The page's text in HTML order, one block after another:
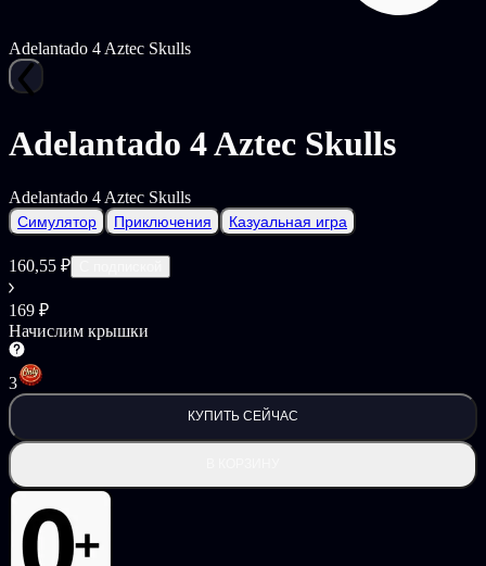
Adelantado 4 Aztec Skulls
Adelantado 4 Aztec Skulls
Adelantado 4 Aztec Skulls
Симулятор Приключения Казуальная игра
160,55 ₽
169 ₽
Начислим крышки
3
КУПИТЬ СЕЙЧАС